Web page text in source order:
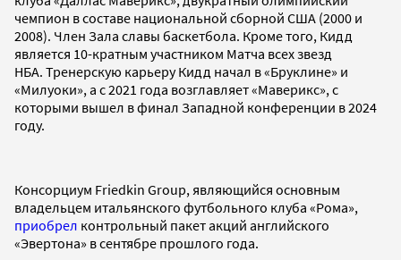
чемпион в составе национальной сборной США (2000 и
2008). Член Зала славы баскетбола. Кроме того, Кидд
является 10-кратным участником Матча всех звезд
НБА. Тренерскую карьеру Кидд начал в «Бруклине» и
«Милуоки», а с 2021 года возглавляет «Маверикс», с
которыми вышел в финал Западной конференции в 2024
году.
Консорциум Friedkin Group, являющийся основным
владельцем итальянского футбольного клуба «Рома»,
приобрел контрольный пакет акций английского
«Эвертона» в сентябре прошлого года.